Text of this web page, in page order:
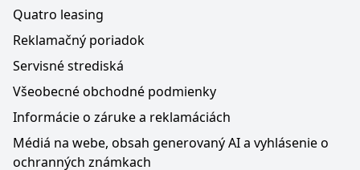
Quatro leasing
Reklamačný poriadok
Servisné strediská
Všeobecné obchodné podmienky
Informácie o záruke a reklamáciách
Médiá na webe, obsah generovaný AI a vyhlásenie o
ochranných známkach